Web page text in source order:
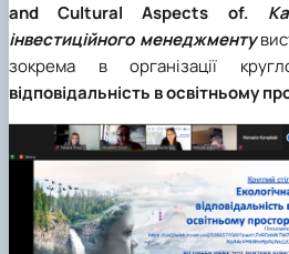
and Cultural Aspects of.
інвестиційного менеджменту
зокрема в організації
відповідальність в освітньому